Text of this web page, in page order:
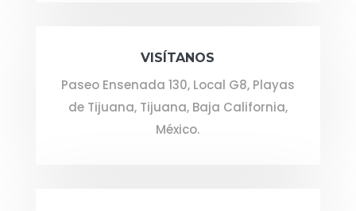
VISÍTANOS
Paseo Ensenada 130, Local G8, Playas
de Tijuana, Tijuana, Baja California,
México.